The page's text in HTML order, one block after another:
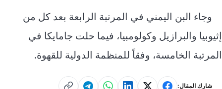
وجاء البن اليمني في المرتبة الرابعة بعد كل من
إثيوبيا والبرازيل وكولومبيا، فيما حلت جامايكا في
المرتبة الخامسة، وفقاً للمنظمة الدولية للقهوة.
شارك المقال: